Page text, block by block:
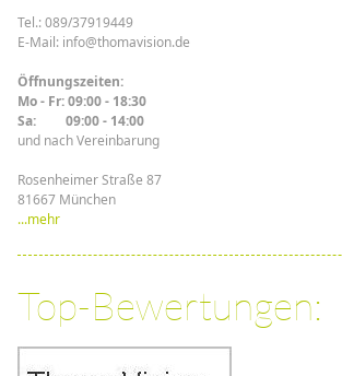
Tel.: 089/37919449
E-Mail: info@thomavision.de
Öffnungszeiten:
Mo - Fr: 09:00 - 18:30
Sa: 09:00 - 14:00
und nach Vereinbarung
Rosenheimer Straße 87
81667 München
...mehr
Top-Bewertungen: